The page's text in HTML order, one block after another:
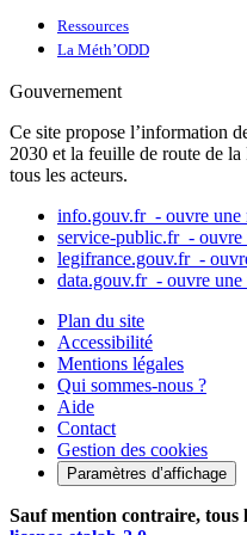
Ressources
La Méth’ODD
Gouvernement
Ce site propose l’information
2030 et la feuille de route de
tous les acteurs.
info.gouv.fr - ouvre une
service-public.fr - ouvre
legifrance.gouv.fr -
data.gouv.fr - ouvre
Plan du site
Accessibilité
Mentions légales
Qui sommes-nous ?
Aide
Contact
Gestion des cookies
Paramètres d’affichage
Sauf mention contraire, tous